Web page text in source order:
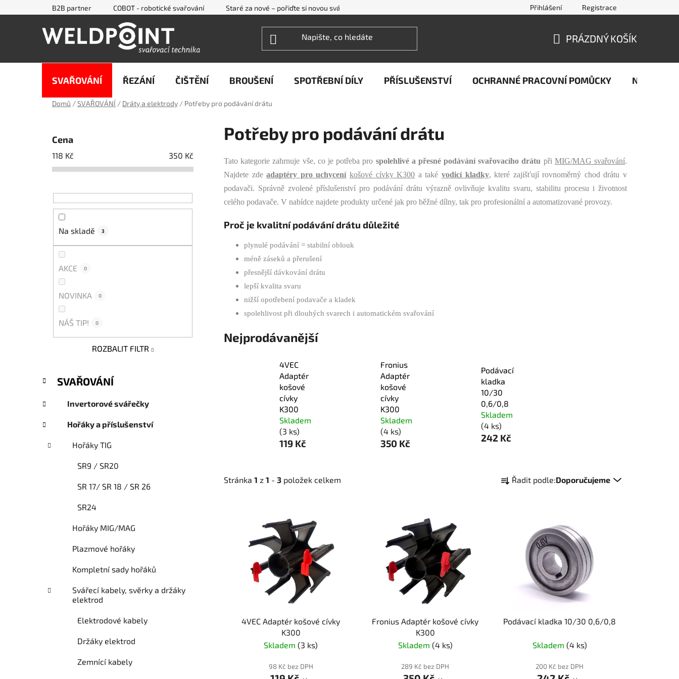
na
B2B partner COBOT - robotické svařování Staré za nové – pořiďte si novou svářečku WECO levněji FAQ - nejčastější dotazy ze světa svařování Kontakty
Přihlášení Registrace
KOŠÍK
PRÁZDNÝ KOŠÍK
SVAŘOVÁNÍ ŘEZÁNÍ ČIŠTĚNÍ BROUŠENÍ SPOTŘEBNÍ DÍLY PŘÍSLUŠENSTVÍ OCHRANNÉ PRACOVNÍ POMŮCKY Naše
Domů /SVAŘOVÁNÍ / Dráty a elektrody / Potřeby pro podávání drátu
Cena
118 Kč 350 Kč
Na skladě 3
AKCE 0
NOVINKA 0
NÁŠ TIP! 0
ROZBALIT FILTR
kategorie
K
a
e
g
o
SVAŘOVÁNÍ
Invertorové svářečky
Hořáky a příslušenství
Hořáky TIG
SR9 / SR20
SR 17/ SR 18 / SR 26
SR24
Hořáky MIG/MAG
Plazmové hořáky
Kompletní sady hořáků
Svářecí kabely, svěrky a držáky
elektrod
Elektrodové kabely
Držáky elektrod
Zemnící kabely
Potřeby pro podávání drátu
Tato kategorie zahrnuje vše, co je potřeba pro spolehlivé a přesné podávání svařovacího drátu při MIG/MAG svařování.
Najdete zdeadaptéry pro uchycení košové cívky K300 a také vodicí kladky, které zajišťují rovnoměrný chod drátu v
podavači. Správně zvolené příslušenství pro podávání drátu výrazně ovlivňuje kvalitu svaru, stabilitu procesu i životnost
celého podavače. V nabídce najdete produkty určené jak pro běžné dílny, tak pro profesionální a automatizované provozy.
Proč je kvalitní podávání drátu důležité
plynulé podávání = stabilní oblouk
méně záseků a přerušení
přesnější dávkování drátu
lepší kvalita svaru
nižší opotřebení podavače a kladek
spolehlivost při dlouhých svarech i automatickém svařování
Nejprodávanější
4VEC
Adaptér
košové
cívky
K300
Skladem
(3 ks)
119 Kč
Fronius
Adaptér
košové
cívky
K300
Skladem
(4 ks)
350 Kč
Podávací
kladka
10/30
0,6/0,8
Skladem
(4 ks)
242 Kč
Stránka 1 z 1 - 3 položek celkem
a
k
Řadit podle:Doporučujeme
4VEC Adaptér košové cívky
K300
Skladem(3 ks)
98 Kč bez DPH
Fronius Adaptér košové cívky
K300
Skladem (4 ks)
289 Kč bez DPH
Podávací kladka 10/30 0,6/0,8
Skladem (4 ks)
200 Kč bez DPH